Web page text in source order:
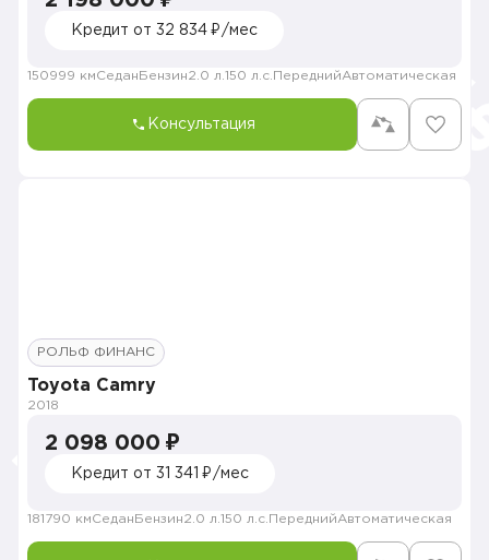
Кредит от 32 834 ₽/мес
150999 кмСедан Бензин2.0 л. 150 л.с. ПереднийАвтоматическая
Консультация
РОЛЬФ ФИНАНС
Toyota Camry
2018
2 098 000 ₽
Кредит от 31 341 ₽/мес
181790 кмСедан Бензин2.0 л. 150 л.с. ПереднийАвтоматическая